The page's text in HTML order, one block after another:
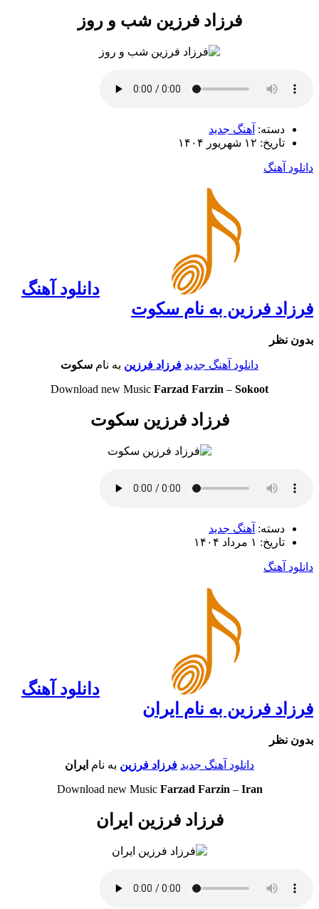
فرزاد فرزین شب و روز
دسته: آهنگ جدید
تاریخ: ۱۲ شهریور ۱۴۰۴
دانلود آهنگ
دانلود آهنگ
فرزاد فرزین به نام سکوت
بدون نظر
دانلود آهنگ جدید فرزاد فرزین به نام سکوت
Download new Music Farzad Farzin – Sokoot
فرزاد فرزین سکوت
دسته: آهنگ جدید
تاریخ: ۱ مرداد ۱۴۰۴
دانلود آهنگ
دانلود آهنگ
فرزاد فرزین به نام ایران
بدون نظر
دانلود آهنگ جدید فرزاد فرزین به نام ایران
Download new Music Farzad Farzin – Iran
فرزاد فرزین ایران